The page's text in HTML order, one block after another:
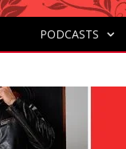
PODCASTS